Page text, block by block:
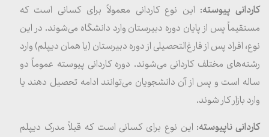
کاردانی پیوسته: این نوع کاردانی معمولاً برای کسانی است که
مستقیماً پس از پایان دوره دبیرستان وارد دانشگاه می‌شوند. در این
نوع، افراد پس از فارغ‌التحصیلی از دوره دبیرستان (یا همان دیپلم) وارد
رشته‌های مختلف کاردانی می‌شوند. دوره کاردانی پیوسته عموماً دو
ساله است و پس از آن دانشجویان می‌توانند ادامه تحصیل دهند یا
وارد بازار کار شوند.
کاردانی ناپیوسته: این نوع برای کسانی است که قبلاً مدرک دیپلم